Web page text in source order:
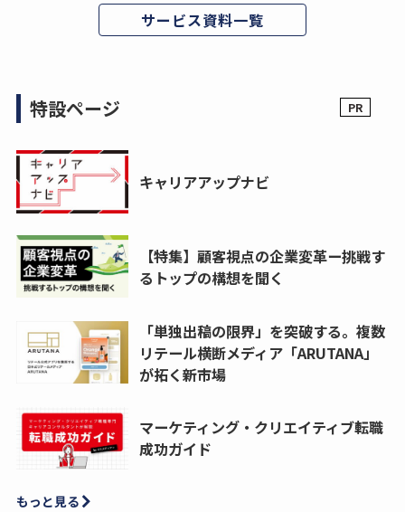
サービス資料一覧
特設ページ
キャリアアップナビ
【特集】顧客視点の企業変革ー挑戦す
るトップの構想を聞く
「単独出稿の限界」を突破する。複数
リテール横断メディア「ARUTANA」
が拓く新市場
マーケティング・クリエイティブ転職
成功ガイド
もっと見る